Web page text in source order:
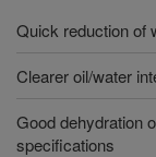
Quick reduction of
Clearer oil/water
Good dehydration
specifications